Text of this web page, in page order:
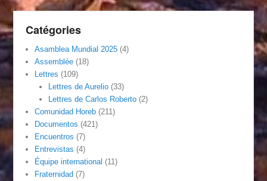
Catégories
Asamblea Mundial 2025 (4)
Assemblée (18)
Lettres (109)
Lettres de Aurelio(33)
Lettres de Carlos Roberto(2)
Comunidad Horeb (211)
Documentos (421)
Encuentros (7)
Entrevistas (4)
Équipe international (11)
Fraternidad (7)